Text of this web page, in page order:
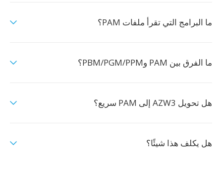
ما البرامج التي تقرأ ملفات PAM؟
ما الفرق بين PAM وPBM/PGM/PPM؟
هل تحويل AZW3 إلى PAM سريع؟
هل يكلف هذا شيئًا؟